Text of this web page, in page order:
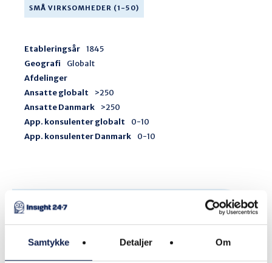
Samtykke Detaljer Om
SMÅ VIRKSOMHEDER (1-50)
Etableringsår
1845
Geografi
Globalt
Afdelinger
Ansatte globalt
>250
Ansatte Danmark
>250
App. konsulenter globalt
0-10
App. konsulenter Danmark
0-10
Procesfokus